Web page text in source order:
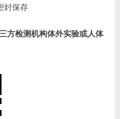
封保存
方检测机构体外实验或人体